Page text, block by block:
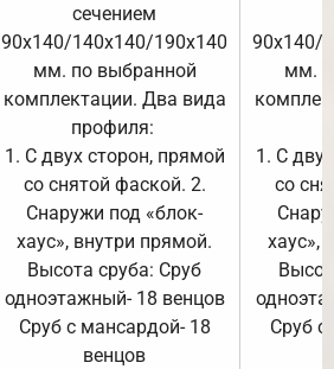
сечением
90х140/140х140/190х140
мм. по выбранной
комплектации. Два вида
профиля:
1. С двух сторон, прямой
со снятой фаской. 2.
Снаружи под «блок-
хаус», внутри прямой.
Высота сруба: Сруб
одноэтажный- 18 венцов
Сруб с мансардой- 18
венцов
90х140/
мм.
1. С
со
хаус»,
Сруб с